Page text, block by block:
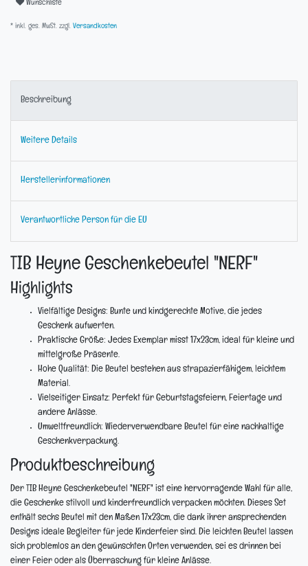
Wunschliste
* inkl. ges. MwSt. zzgl. Versandkosten
Beschreibung
Weitere Details
Herstellerinformationen
Verantwortliche Person für die EU
TIB Heyne Geschenkebeutel "NERF"
Highlights
Vielfältige Designs: Bunte und kindgerechte Motive, die jedes
Geschenk aufwerten.
Praktische Größe: Jedes Exemplar misst 17x23cm, ideal für kleine und
mittelgroße Präsente.
Hohe Qualität: Die Beutel bestehen aus strapazierfähigem, leichtem
Material.
Vielseitiger Einsatz: Perfekt für Geburtstagsfeiern, Feiertage und
andere Anlässe.
Umweltfreundlich: Wiederverwendbare Beutel für eine nachhaltige
Geschenkverpackung.
Produktbeschreibung
Der TIB Heyne Geschenkebeutel "NERF" ist eine hervorragende Wahl für alle,
die Geschenke stilvoll und kinderfreundlich verpacken möchten. Dieses Set
enthält sechs Beutel mit den Maßen 17x23cm, die dank ihrer ansprechenden
Designs ideale Begleiter für jede Kinderfeier sind. Die leichten Beutel lassen
sich problemlos an den gewünschten Orten verwenden, sei es drinnen bei
einer Feier oder als Überraschung für kleine Anlässe.